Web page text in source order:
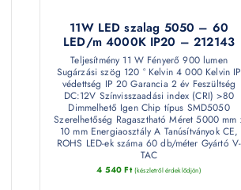
11W LED szalag 5050 – 60
LED/m 4000K IP20 – 212143
Teljesítmény 11 W Fényerő 900 lumen
Sugárzási szög 120 ° Kelvin 4 000 Kelvin IP
védettség IP 20 Garancia 2 év Feszültség
DC:12V Színvisszaadási index (CRI) >80
Dimmelhető Igen Chip típus SMD5050
Szerelhetőség Ragasztható Méret 5000 mm
10 mm Energiaosztály A Tanúsítványok CE,
ROHS LED-ek száma 60 db/méter Gyártó V-
TAC
4 540Ft (készletről érdeklődjön)